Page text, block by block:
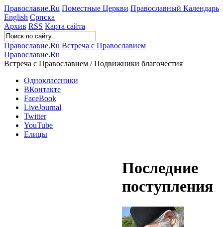
Православие.Ru Поместные Церкви Православный Календарь
English Српска
Архив RSS Карта сайта
Православие.Ru Встреча с Православием
Православие.Ru
Встреча с Православием / Подвижники благочестия
Одноклассники
ВКонтакте
FaceBook
LiveJournal
Twitter
YouTube
Елицы
Последние
поступления